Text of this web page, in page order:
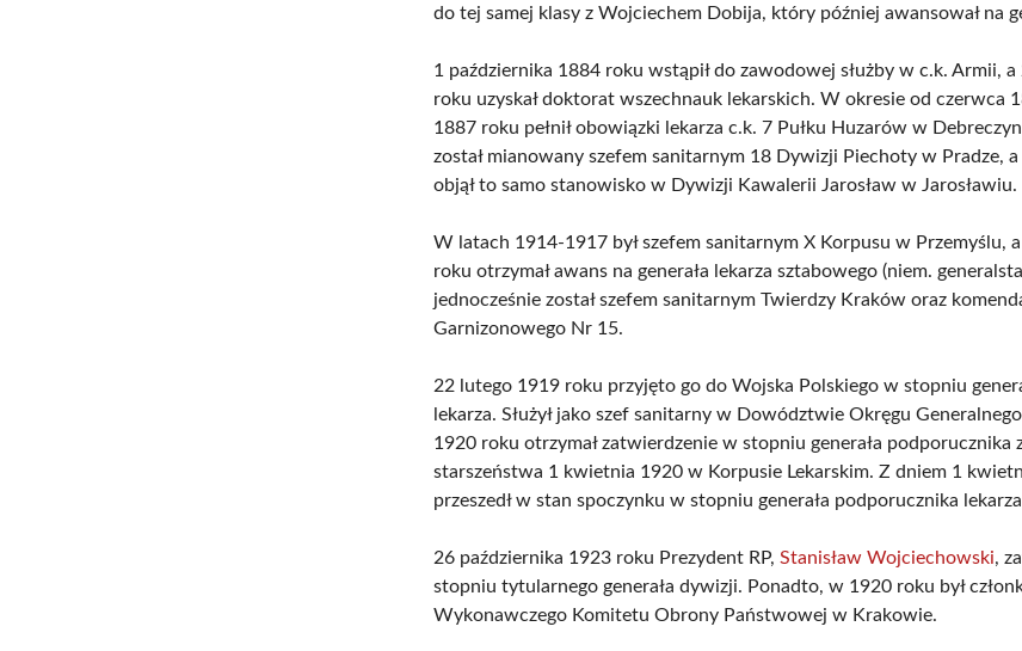
do tej samej klasy z Wojciechem Dobija, który później awansował na
1 października 1884 roku wstąpił do zawodowej służby w c.k. Armii,
roku uzyskał doktorat wszechnauk lekarskich. W okresie od czerwca
1887 roku pełnił obowiązki lekarza c.k. 7 Pułku Huzarów w
został mianowany szefem sanitarnym 18 Dywizji Piechoty w Pradze,
objął to samo stanowisko w Dywizji Kawalerii Jarosław w Jarosławiu.
W latach 1914-1917 był szefem sanitarnym X Korpusu w Przemyślu,
roku otrzymał awans na generała lekarza sztabowego (niem.
jednocześnie został szefem sanitarnym Twierdzy Kraków oraz
Garnizonowego Nr 15.
22 lutego 1919 roku przyjęto go do Wojska Polskiego w stopniu
lekarza. Służył jako szef sanitarny w Dowództwie Okręgu
1920 roku otrzymał zatwierdzenie w stopniu generała podporucznika
starszeństwa 1 kwietnia 1920 w Korpusie Lekarskim. Z dniem 1
przeszedł w stan spoczynku w stopniu generała podporucznika
26 października 1923 roku Prezydent RP,Stanisław Wojciechowski,
stopniu tytularnego generała dywizji. Ponadto, w 1920 roku był
Wykonawczego Komitetu Obrony Państwowej w Krakowie.